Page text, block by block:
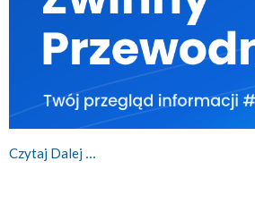
Czytaj Dalej